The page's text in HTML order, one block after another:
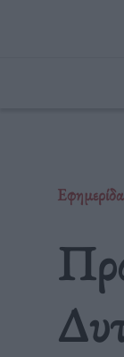
Εφημερίδα